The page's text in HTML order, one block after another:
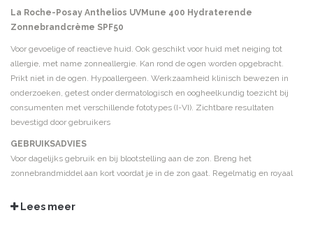
La Roche-Posay Anthelios UVMune 400 Hydraterende
Zonnebrandcrème SPF50
Voor gevoelige of reactieve huid. Ook geschikt voor huid met neiging tot
allergie, met name zonneallergie. Kan rond de ogen worden opgebracht.
Prikt niet in de ogen. Hypoallergeen. Werkzaamheid klinisch bewezen in
onderzoeken, getest onder dermatologisch en oogheelkundig toezicht bij
consumenten met verschillende fototypes (I-VI). Zichtbare resultaten
bevestigd door gebruikers
GEBRUIKSADVIES
Voor dagelijks gebruik en bij blootstelling aan de zon. Breng het
zonnebrandmiddel aan kort voordat je in de zon gaat. Regelmatig en royaal
afdrogen.
Lees meer